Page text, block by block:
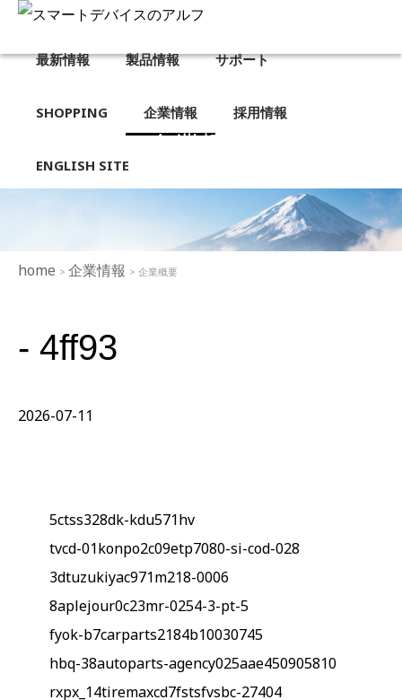
最新情報 製品情報 サポート
SHOPPING 企業情報 採用情報
ENGLISH SITE
企業概要
home > 企業情報 > 企業概要
- 4ff93
2026-07-11
5ctss328dk-kdu571hv
tvcd-01konpo2c09etp7080-si-cod-028
3dtuzukiyac971m218-0006
8aplejour0c23mr-0254-3-pt-5
fyok-b7carparts2184b10030745
hbq-38autoparts-agency025aae450905810
rxpx_14tiremaxcd7fstsfvsbc-27404